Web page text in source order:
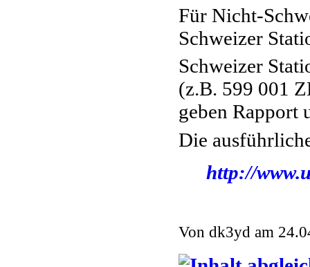
Für Nicht-
Schweizer
Schweizer
(z.B. 599 001
geben Rapport
Die
http://
Von dk3yd am